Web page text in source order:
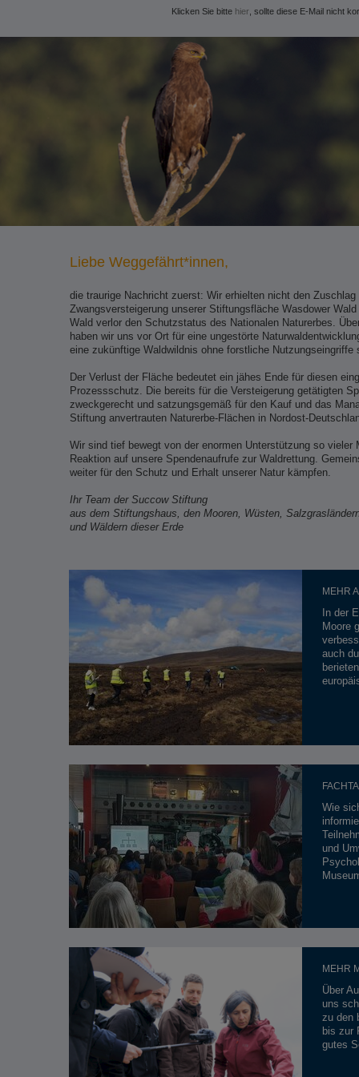
Klicken Sie bitte hier, sollte diese E-Mail nicht
Liebe Weggefährt*innen,
die traurige Nachricht zuerst: Wir erhielten nicht den Zuschlag
Zwangsversteigerung unserer Stiftungsfläche Wasdower
Wald verlor den Schutzstatus des Nationalen Naturerbes.
haben wir uns vor Ort für eine ungestörte
eine zukünftige Waldwildnis ohne forstliche Nutzungseingriffe
Der Verlust der Fläche bedeutet ein jähes Ende für diesen
Prozessschutz. Die bereits für die Versteigerung getätigten
zweckgerecht und satzungsgemäß für den Kauf und das
Stiftung anvertrauten Naturerbe-Flächen in Nordost-
Wir sind tief bewegt von der enormen Unterstützung so vieler
Reaktion auf unsere Spendenaufrufe zur Waldrettung.
weiter für den Schutz und Erhalt unserer Natur kämpfen.
Ihr Team der Succow Stiftung
aus dem Stiftungshaus, den Mooren, Wüsten,
und Wäldern dieser Erde
MEHR
In der
Moore
auch
Wie
und
MEHR
Über
uns
zu den
bis zur
gutes